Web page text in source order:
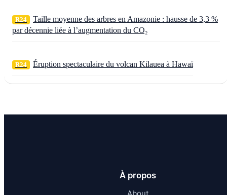
R24
Taille moyenne des arbres en Amazonie : hausse de 3,3 %
par décennie liée à l’augmentation du CO₂
R24 Éruption spectaculaire du volcan Kilauea à Hawaï
À propos
About